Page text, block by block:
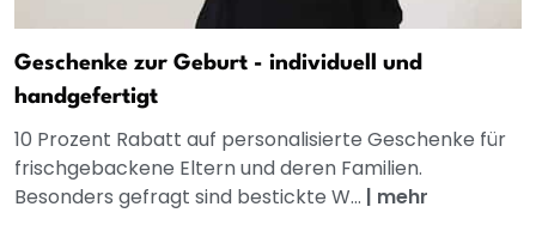
Geschenke zur Geburt - individuell und
handgefertigt
10 Prozent Rabatt auf personalisierte Geschenke für
frischgebackene Eltern und deren Familien.
Besonders gefragt sind bestickte W... | mehr